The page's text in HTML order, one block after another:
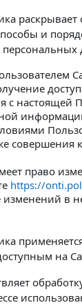
и
с
право
https://
в
на